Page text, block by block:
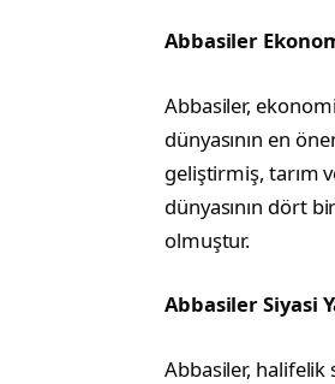
Abbasiler
Abbasiler,
dünyasının en
geliştirmiş, tarım
dünyasının dört
olmuştur.
Abbasiler Siyasi
Abbasiler,